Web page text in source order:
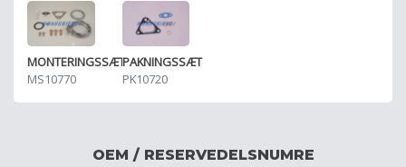
MONTERINGSSÆT
MS10770
PAKNINGSSÆT
PK10720
OEM / RESERVEDELSNUMRE